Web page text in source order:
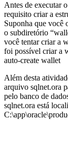
Antes de executar
requisito criar a
Suponha que você
o subdiretório
você tentar criar a
foi possível criar a
auto-create wallet
Além desta
arquivo sqlnet.ora
pelo banco de
sqlnet.ora está